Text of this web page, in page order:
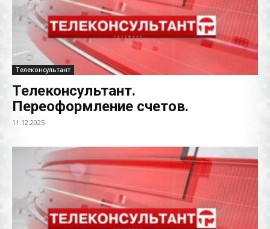
Телеконсультант
Телеконсультант.
Переоформление счетов.
11.12.2025